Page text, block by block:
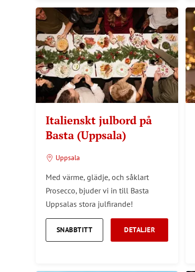
Italienskt julbord på
Basta (Uppsala)
Uppsala
Med värme, glädje, och såklart
Prosecco, bjuder vi in till Basta
Uppsalas stora julfirande!
SNABBTITT DETALJER